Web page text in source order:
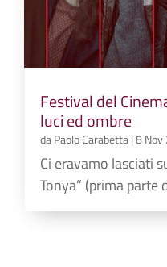
Festival del
luci ed ombre
daPaolo Carabetta|8 Nov
Ci eravamo lasciati
Tonya” (prima parte